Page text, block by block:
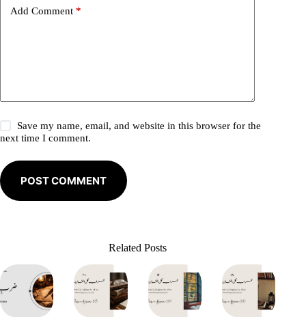
Add Comment *
Save my name, email, and website in this browser for the
next time I comment.
POST COMMENT
Related Posts